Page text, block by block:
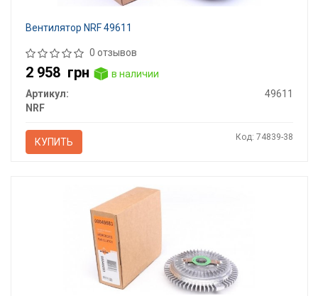
Вентилятор NRF 49611
0 отзывов
2 958 грн
в наличии
Артикул:
49611
NRF
КУПИТЬ Код: 74839-38